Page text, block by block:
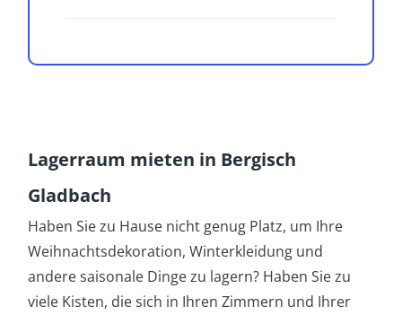
Lagerraum mieten in Bergisch
Gladbach
Haben Sie zu Hause nicht genug Platz, um Ihre
Weihnachtsdekoration, Winterkleidung und
andere saisonale Dinge zu lagern? Haben Sie zu
viele Kisten, die sich in Ihren Zimmern und Ihrer